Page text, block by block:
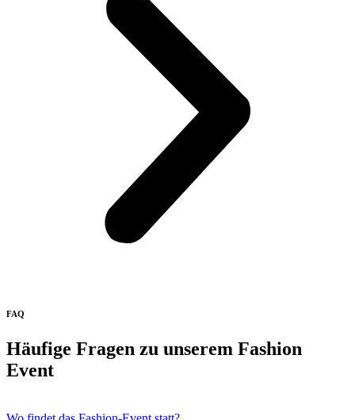
FAQ
Häufige Fragen zu unserem Fashion
Event